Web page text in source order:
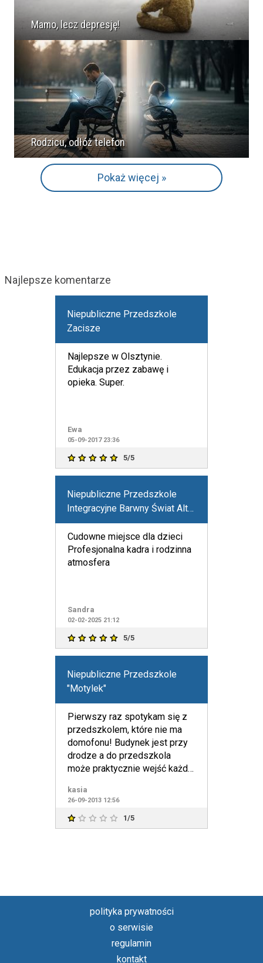
Mamo, lecz depresję!
Rodzicu, odłóż telefon
Pokaż więcej »
Najlepsze komentarze
Niepubliczne Przedszkole
Zacisze
Najlepsze w Olsztynie.
Edukacja przez zabawę i
opieka. Super.
Ewa
05-09-2017 23:36
5/5
Niepubliczne Przedszkole
Integracyjne Barwny Świat Alter
w Rudzie Śląskiej
Cudowne miejsce dla dzieci
Profesjonalna kadra i rodzinna
atmosfera
Sandra
02-02-2025 21:12
5/5
Niepubliczne Przedszkole
"Motylek"
Pierwszy raz spotykam się z
przedszkolem, które nie ma
domofonu! Budynek jest przy
drodze a do przedszkola
może praktycznie wejść każdy.
kasia
26-09-2013 12:56
1/5
polityka prywatności
o serwisie
regulamin
kontakt